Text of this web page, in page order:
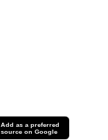
Add as a preferred
source on Google